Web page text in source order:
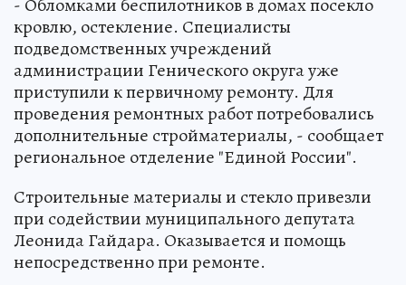
- Обломками беспилотников в домах посекло
кровлю, остекление. Специалисты
подведомственных учреждений
администрации Генического округа уже
приступили к первичному ремонту. Для
проведения ремонтных работ потребовались
дополнительные стройматериалы, - сообщает
региональное отделение "Единой России".
Строительные материалы и стекло привезли
при содействии муниципального депутата
Леонида Гайдара. Оказывается и помощь
непосредственно при ремонте.